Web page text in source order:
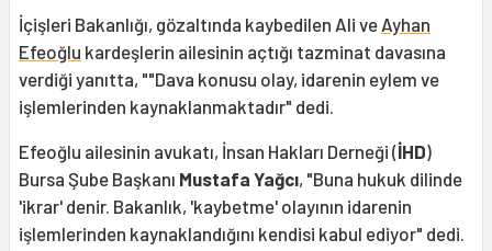
İçişleri Bakanlığı, gözaltında kaybedilen Ali ve Ayhan
Efeoğlu kardeşlerin ailesinin açtığı tazminat davasına
verdiği yanıtta, ""Dava konusu olay, idarenin eylem ve
işlemlerinden kaynaklanmaktadır" dedi.
Efeoğlu ailesinin avukatı, İnsan Hakları Derneği (İHD)
Bursa Şube Başkanı Mustafa Yağcı, "Buna hukuk dilinde
'ikrar' denir. Bakanlık, 'kaybetme' olayının idarenin
işlemlerinden kaynaklandığını kendisi kabul ediyor" dedi.